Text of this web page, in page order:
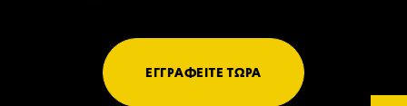
ΕΓΓΡΑΦΕΙΤΕ ΤΩΡΑ